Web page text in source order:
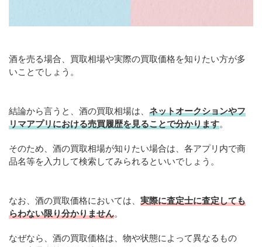
酒を売る場合、買取相場や実際の買取価格を知りたい方が多
いことでしょう。
結論から言うと、酒の買取相場は、 ネットオークションやフ
リマアプリにおける売買履歴を見ることで分かります。
そのため、酒の買取相場が知りたい場合は、各アプリ内で商
品名等を入力して検索してみられるといいでしょう。
なお、酒の買取価格においては、 実際に査定士に査定しても
らわない限り分かりません。
なぜなら、酒の買取価格は、物や状態によって異なるもの